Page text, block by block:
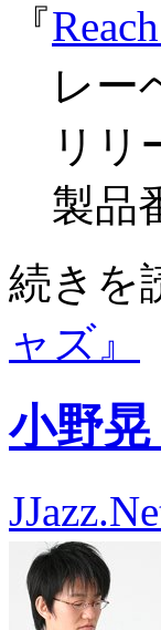
『
レー
リリ
製品
続きを
ャズ』
小野